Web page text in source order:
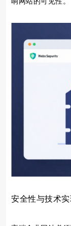
安全性与技术